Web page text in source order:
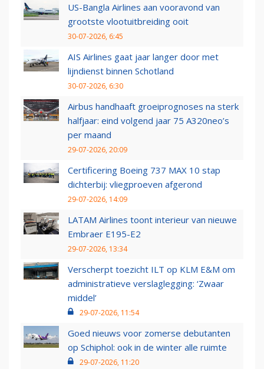
US-Bangla Airlines aan vooravond van
grootste vlootuitbreiding ooit
30-07-2026, 6:45
AIS Airlines gaat jaar langer door met
lijndienst binnen Schotland
30-07-2026, 6:30
Airbus handhaaft groeiprognoses na sterk
halfjaar: eind volgend jaar 75 A320neo’s
per maand
29-07-2026, 20:09
Certificering Boeing 737 MAX 10 stap
dichterbij: vliegproeven afgerond
29-07-2026, 14:09
LATAM Airlines toont interieur van nieuwe
Embraer E195-E2
29-07-2026, 13:34
Verscherpt toezicht ILT op KLM E&M om
administratieve verslaglegging: ‘Zwaar
middel’
29-07-2026, 11:54
Goed nieuws voor zomerse debutanten
op Schiphol: ook in de winter alle ruimte
29-07-2026, 11:20